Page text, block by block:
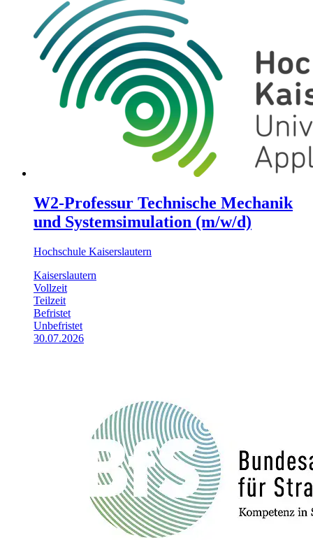
W2-Professur Technische Mechanik
und Systemsimulation (m/w/d)
Hochschule Kaiserslautern
Kaiserslautern
Vollzeit
Teilzeit
Befristet
Unbefristet
30.07.2026